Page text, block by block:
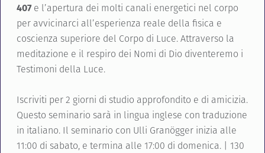
407e l’apertura dei molti canali energetici nel corpo
per avvicinarci all’esperienza reale della fisica e
coscienza superiore del Corpo di Luce. Attraverso la
meditazione e il respiro dei Nomi di Dio diventeremo i
Testimoni della Luce.
Iscriviti per 2 giorni di studio approfondito e di amicizia.
Questo seminario sarà in lingua inglese con traduzione
in italiano. Il seminario con Ulli Granögger inizia alle
11:00 di sabato, e termina alle 17:00 di domenica. | 130